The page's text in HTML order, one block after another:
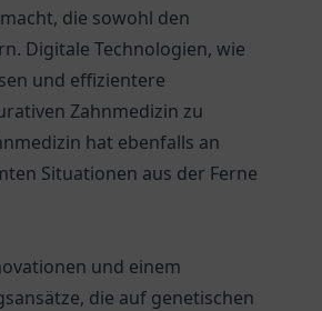
die sowohl den
Digitale Technologien, wie
und effizientere
Zahnmedizin zu
hat ebenfalls an
Situationen aus der Ferne
und einem
die auf genetischen